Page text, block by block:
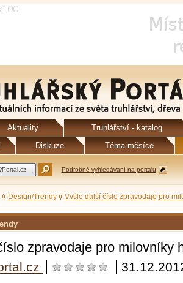
Aktuality
Truhlářství - katalog
Diskuze Téma měsíce
Podrobné vyhledávání na portálu
Design/Trendy Vyšlo další číslo zpravodaje pro
zpravodaje pro milovníky